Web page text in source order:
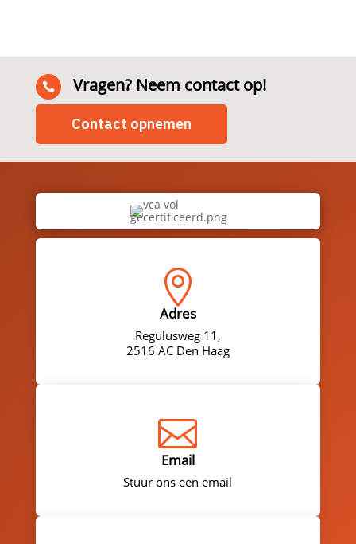
 Vragen? Neem contact op!
Contact opnemen

Adres
Regulusweg 11,
2516 AC Den Haag

Email
Stuur ons een email